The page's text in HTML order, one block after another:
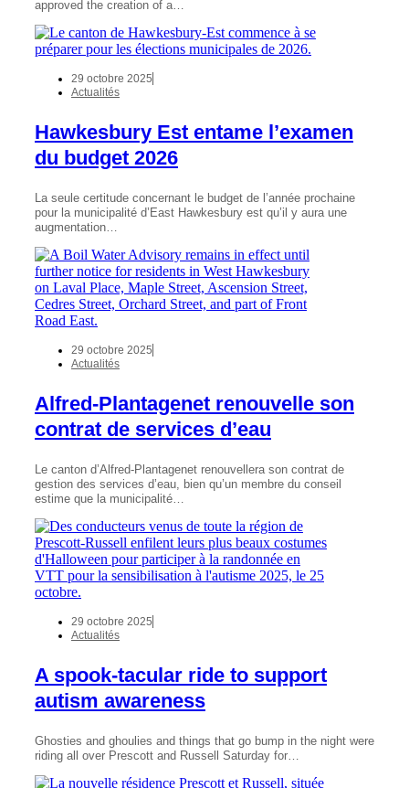
approved the creation of a…
29 octobre 2025
Actualités
Hawkesbury Est entame l’examen
du budget 2026
La seule certitude concernant le budget de l’année prochaine
pour la municipalité d’East Hawkesbury est qu’il y aura une
augmentation…
29 octobre 2025
Actualités
Alfred-Plantagenet renouvelle son
contrat de services d’eau
Le canton d’Alfred-Plantagenet renouvellera son contrat de
gestion des services d’eau, bien qu’un membre du conseil
estime que la municipalité…
29 octobre 2025
Actualités
A spook-tacular ride to support
autism awareness
Ghosties and ghoulies and things that go bump in the night were
riding all over Prescott and Russell Saturday for…